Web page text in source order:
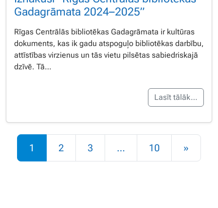
Gadagrāmata 2024–2025”
Rīgas Centrālās bibliotēkas Gadagrāmata ir kultūras
dokuments, kas ik gadu atspoguļo bibliotēkas darbību,
attīstības virzienus un tās vietu pilsētas sabiedriskajā
dzīvē. Tā…
Lasīt tālāk…
Rakstu navigācija
1 2 3 … 10 »